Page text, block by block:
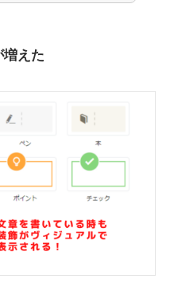
増えた